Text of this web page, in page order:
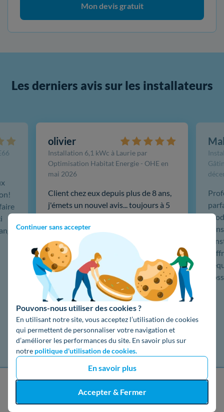
Continuer sans accepter
Pouvons-nous utiliser des cookies ?
En utilisant notre site, vous acceptez l’utilisation de cookies
qui permettent de personnaliser votre navigation et
d’améliorer les performances du site. En savoir plus sur
notre politique d'utilisation de cookies.
En savoir plus
Accepter & Fermer
J'obtiens un devis gratuit
Mon devis gratuit
Les derniers avis sur les installateurs
olivier
Installation 6,1 kWc à Laurie par
Optimisation Habitat Energie - OHE en
mai 2026
Client chez eux depuis plus de 8 ans,
j'émets un nouvel avis... toujours à 5
étoiles ! Ces passionnés
particulièrement compétents m'ont
installé une centrale de 19 panneaux
solaires, puis une sauvegarde
batterie 5kw Emphase, du très haut
de gamme. …
Lire la suite